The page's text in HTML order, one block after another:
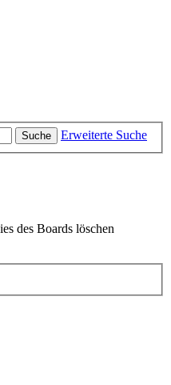
Suche
Erweiterte Suche
des Boards löschen